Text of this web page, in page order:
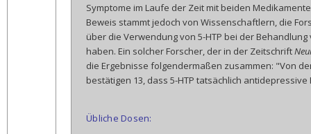
Symptome im Laufe der Zeit mit beiden
Beweis stammt jedoch von Wissenschaftlern, die
über die Verwendung von 5-HTP bei der
haben. Ein solcher Forscher, der in der Zeitschrift
die Ergebnisse folgendermaßen zusammen: "Von
bestätigen 13, dass 5-HTP tatsächlich
Übliche Dosen: